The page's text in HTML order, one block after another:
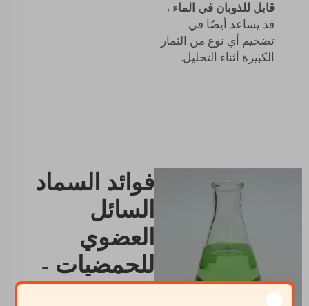
قابل للذوبان في الماء ،
قد يساعد أيضًا في
تضخيم أي نوع من الثمار
الكبيرة أثناء التحليل.
فوائد السماد
السائل
العضوي
للحمضيات -
لا تنازل عن